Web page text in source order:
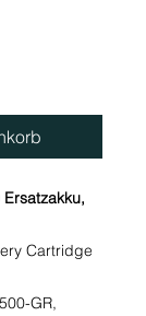
Cartridge
GR,